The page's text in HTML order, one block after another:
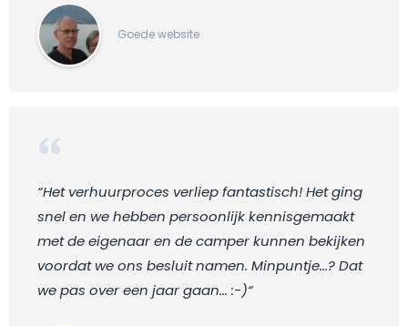
Goede website
“Het verhuurproces verliep fantastisch! Het ging
snel en we hebben persoonlijk kennisgemaakt
met de eigenaar en de camper kunnen bekijken
voordat we ons besluit namen. Minpuntje...? Dat
we pas over een jaar gaan... :-)“